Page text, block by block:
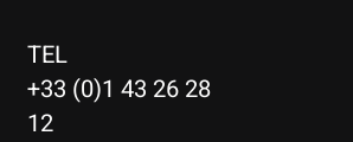
TEL
+33 (0)1 43 26 28
12